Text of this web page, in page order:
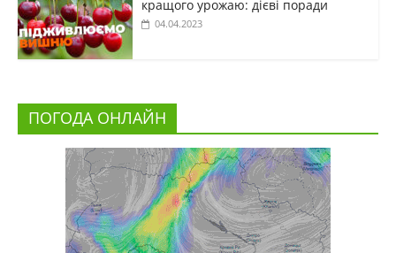
кращого урожаю: дієві поради
04.04.2023
ПОГОДА ОНЛАЙН